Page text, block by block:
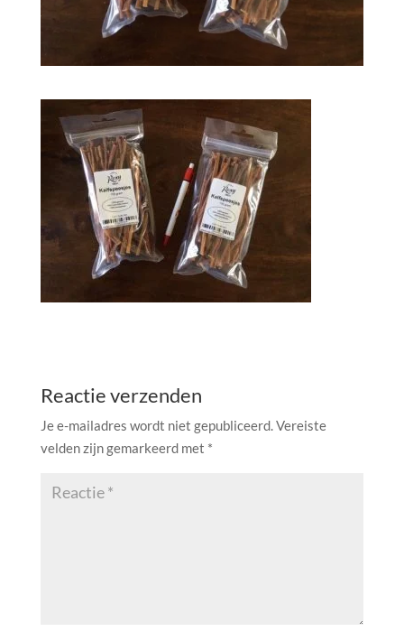
Reactie verzenden
Je e-mailadres wordt niet gepubliceerd.Vereiste
velden zijn gemarkeerd met *